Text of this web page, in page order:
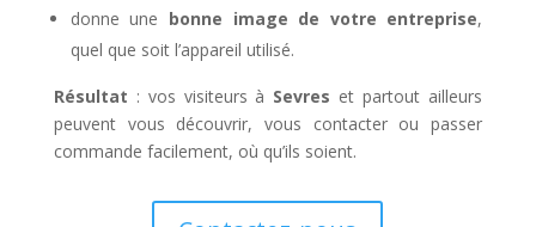
donne une bonne image de votre entreprise,
quel que soit l’appareil utilisé.
Résultat : vos visiteurs à Sevres et partout ailleurs
peuvent vous découvrir, vous contacter ou passer
commande facilement, où qu’ils soient.